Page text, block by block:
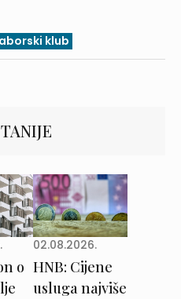
klub
o
02.08.2026.
HNB: Cijene
usluga najviše